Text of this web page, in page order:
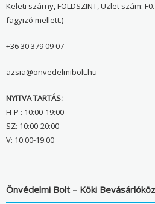
Keleti szárny, FÖLDSZINT, Üzlet szám:
fagyizó mellett.)
+36 30 379 09 07
azsia@onvedelmibolt.hu
NYITVA TARTÁS:
H-P : 10:00-19:00
SZ: 10:00-20:00
V: 10:00-19:00
Önvédelmi Bolt – Köki